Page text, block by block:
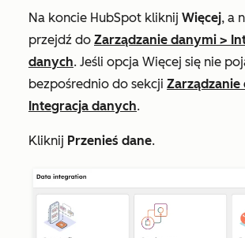
Na koncie HubSpot kliknij Więcej, a
przejdź do Zarządzanie danymi >
danych. Jeśli opcja Więcej się nie
bezpośrednio do sekcji
Integracja danych.
Kliknij Przenieś dane.